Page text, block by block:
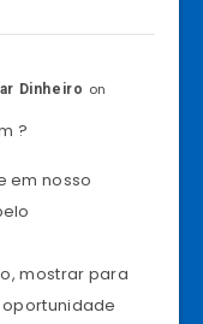
Dinheiro on
?
em nosso
mostrar para